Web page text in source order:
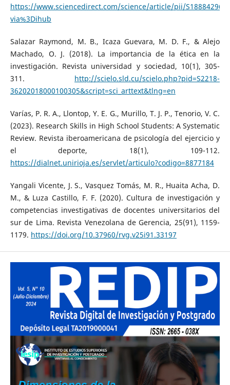
https://www.sciencedirect.com/science/article/pii/
via%3Dihub
Salazar Raymond, M. B., Icaza Guevara, M. D. F., & Alejo
Machado, O. J. (2018). La importancia de la ética en la
investigación. Revista universidad y sociedad, 10(1), 305-
311. http://scielo.sld.cu/scielo.php?pid=S2218-
36202018000100305&script=sci_arttext&tlng=en
Varías, P. R. A., Llontop, Y. E. G., Murillo, T. J. P., Tenorio, V. C.
(2023). Research Skills in High School Students: A Systematic
Review. Revista iberoamericana de psicología del ejercicio y
el deporte, 18(1), 109-112.
https://dialnet.unirioja.es/servlet/articulo?codigo=8877184
Yangali Vicente, J. S., Vasquez Tomás, M. R., Huaita Acha, D.
M., & Luza Castillo, F. F. (2020). Cultura de investigación y
competencias investigativas de docentes universitarios del
sur de Lima. Revista Venezolana de Gerencia, 25(91), 1159-
1179. https://doi.org/10.37960/rvg.v25i91.33197